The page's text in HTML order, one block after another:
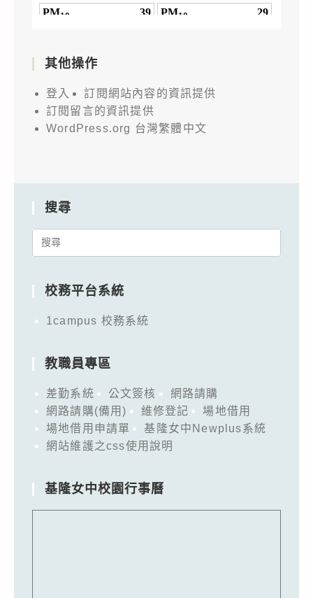
其他操作
登入
訂閱網站內容的資訊提供
訂閱留言的資訊提供
WordPress.org 台灣繁體中文
搜尋
Search
校務平台系統
1campus 校務系統
教職員專區
差勤系統 公文簽核
網路請購
網路請購(備用)
維修登記
場地借用
場地借用申請單
基隆女中Newplus系統
網站維護之css使用說明
基隆女中校園行事曆